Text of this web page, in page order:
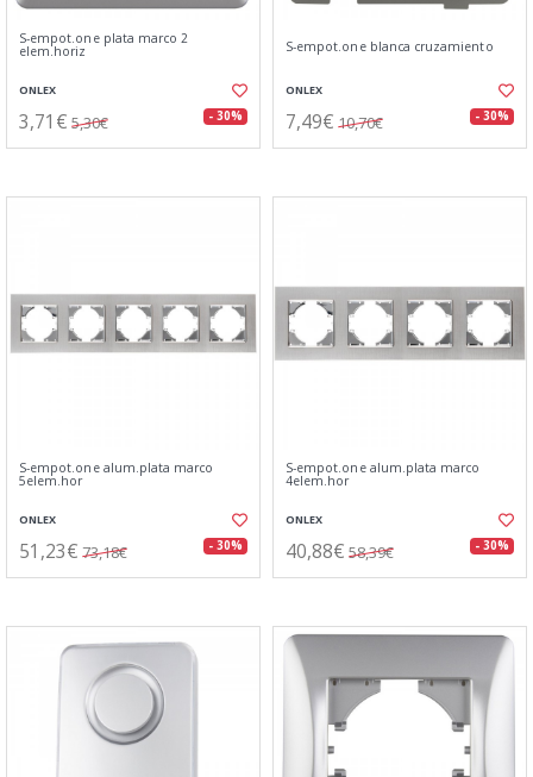
S-empot.one plata marco 2
elem.horiz
ONLEX
3,71€ 5,30€ - 30%
S-empot.one blanca cruzamiento
ONLEX
7,49€ 10,70€ - 30%
S-empot.one alum.plata marco
5elem.hor
ONLEX
51,23€ 73,18€ - 30%
S-empot.one alum.plata marco
4elem.hor
ONLEX
40,88€ 58,39€ - 30%